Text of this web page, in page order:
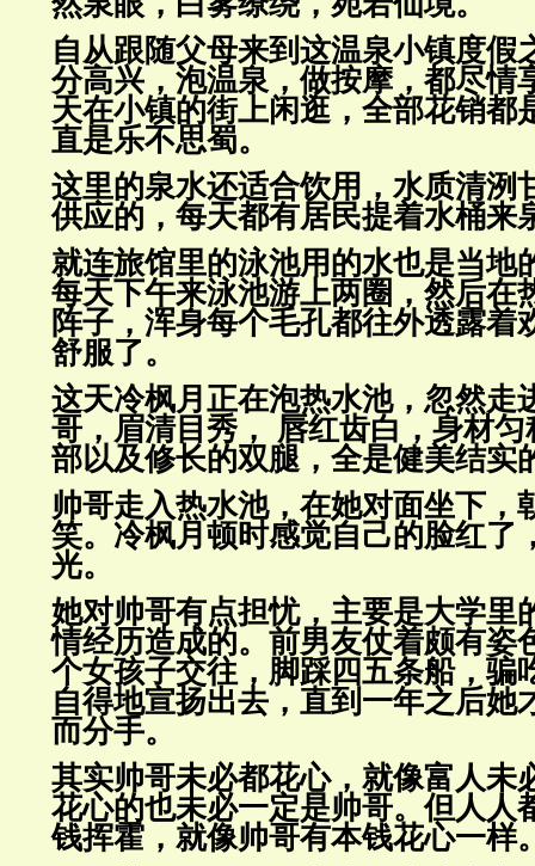
自从跟随父母来到这温泉小镇度假
分高兴，泡温泉，做按摩，都尽情
天在小镇的街上闲逛，全部花销都
直是乐不思蜀。
这里的泉水还适合饮用，水质清洌
供应的，每天都有居民提着水桶来
就连旅馆里的泳池用的水也是当地
每天下午来泳池游上两圈，然后在
阵子，浑身每个毛孔都往外透露着
舒服了。
这天冷枫月正在泡热水池，忽然走
哥，眉清目秀， 唇红齿白，身材匀
部以及修长的双腿，全是健美结实
帅哥走入热水池，在她对面坐下，
笑。冷枫月顿时感觉自己的脸红了
光。
她对帅哥有点担忧，主要是大学里
情经历造成的。前男友仗着颇有姿
个女孩子交往，脚踩四五条船，骗
自得地宣扬出去，直到一年之后她
而分手。
其实帅哥未必都花心，就像富人未
花心的也未必一定是帅哥。但人人
钱挥霍，就像帅哥有本钱花心一样